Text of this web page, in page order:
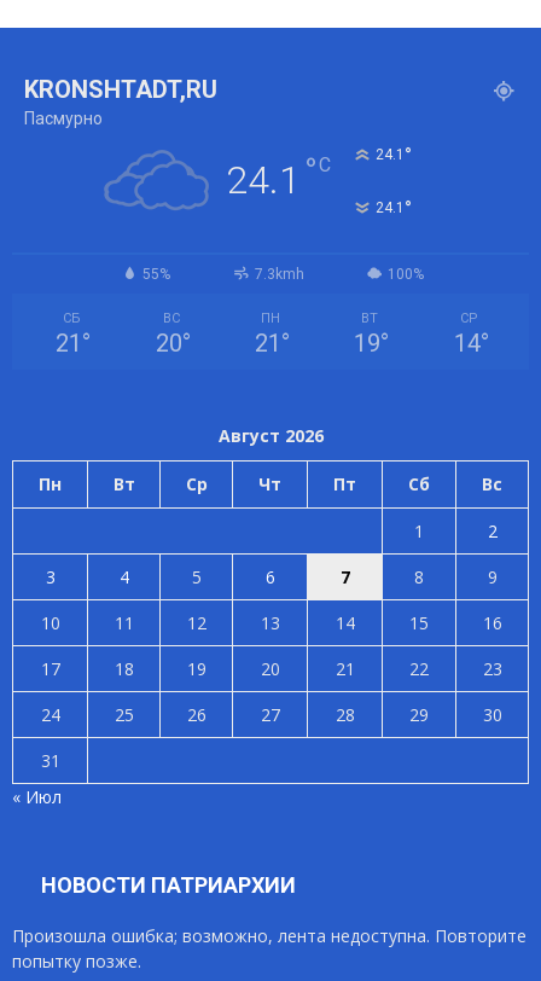
KRONSHTADT,RU
Пасмурно
24.1 °C 24.1 °
24.1 °
55% 7.3kmh 100%
СБ
21 °
ВС
20°
ПН
21 °
ВТ
19°
СР
14°
Август 2026
Пн Вт Ср Чт Пт Сб Вс
1
2
3
4 5 6 7 8
9
10
11 12 13 14 15
16
17
18 19 20 21 22
23
24
25 26 27 28 29
30
31
« Июл
НОВОСТИ ПАТРИАРХИИ
Произошла ошибка; возможно, лента недоступна. Повторите
попытку позже.